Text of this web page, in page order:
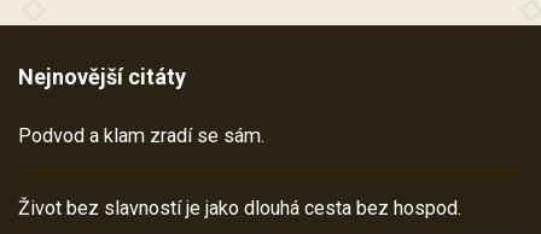
Nejnovější citáty
Podvod a klam zradí se sám.
Život bez slavností je jako dlouhá cesta bez hospod.